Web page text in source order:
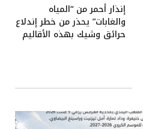
إنذار أحمر من “المياه
والغابات” يحذر من خطر إندلاع
حرائق وشيك بهذه الأقاليم